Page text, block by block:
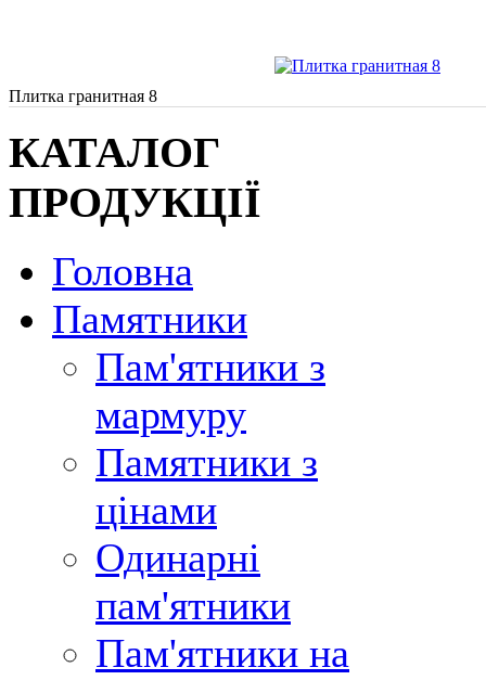
Плитка гранитная 8
КАТАЛОГ
ПРОДУКЦІЇ
Головна
Памятники
Пам'ятники з
мармуру
Памятники з
цінами
Одинарні
пам'ятники
Пам'ятники на